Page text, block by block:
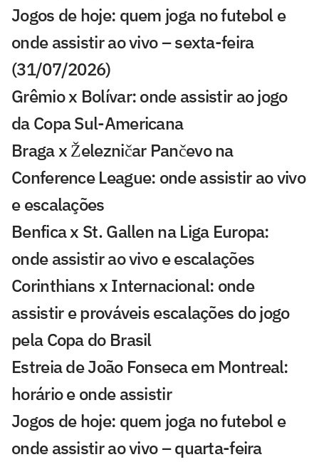
Jogos de hoje: quem joga no futebol e
onde assistir ao vivo – sexta-feira
(31/07/2026)
Grêmio x Bolívar: onde assistir ao jogo
da Copa Sul-Americana
Braga x Železničar Pančevo na
Conference League: onde assistir ao vivo
e escalações
Benfica x St. Gallen na Liga Europa:
onde assistir ao vivo e escalações
Corinthians x Internacional: onde
assistir e prováveis escalações do jogo
pela Copa do Brasil
Estreia de João Fonseca em Montreal:
horário e onde assistir
Jogos de hoje: quem joga no futebol e
onde assistir ao vivo – quarta-feira